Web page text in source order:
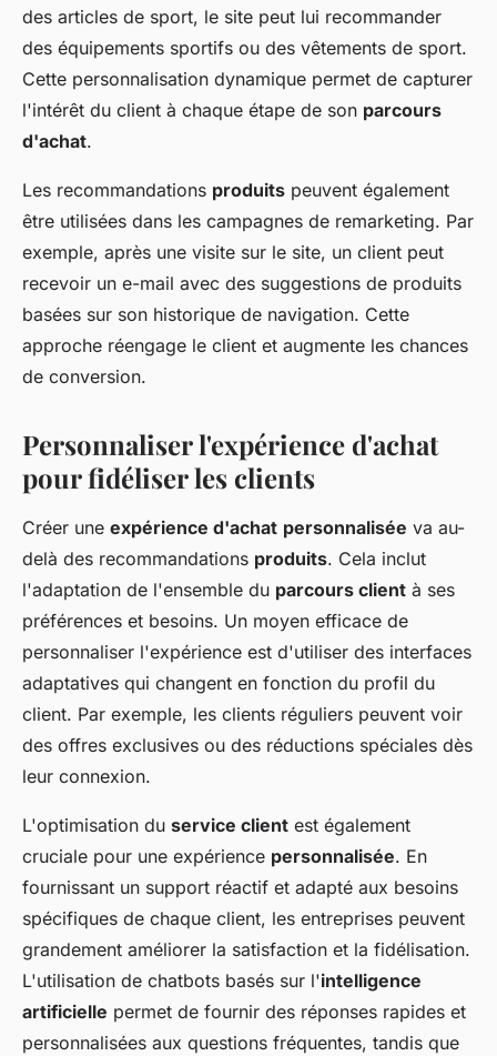
des articles de sport, le site peut lui recommander
des équipements sportifs ou des vêtements de sport.
Cette personnalisation dynamique permet de capturer
l'intérêt du client à chaque étape de son parcours
d'achat.
Les recommandations produits peuvent également
être utilisées dans les campagnes de remarketing. Par
exemple, après une visite sur le site, un client peut
recevoir un e-mail avec des suggestions de produits
basées sur son historique de navigation. Cette
approche réengage le client et augmente les chances
de conversion.
Personnaliser l'expérience d'achat
pour fidéliser les clients
Créer une expérience d'achat personnalisée va au-
delà des recommandations produits. Cela inclut
l'adaptation de l'ensemble du parcours client à ses
préférences et besoins. Un moyen efficace de
personnaliser l'expérience est d'utiliser des interfaces
adaptatives qui changent en fonction du profil du
client. Par exemple, les clients réguliers peuvent voir
des offres exclusives ou des réductions spéciales dès
leur connexion.
L'optimisation du service client est également
cruciale pour une expérience personnalisée. En
fournissant un support réactif et adapté aux besoins
spécifiques de chaque client, les entreprises peuvent
grandement améliorer la satisfaction et la fidélisation.
L'utilisation de chatbots basés sur l'intelligence
artificielle permet de fournir des réponses rapides et
personnalisées aux questions fréquentes, tandis que